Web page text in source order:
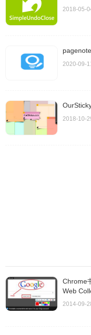
4.WorldBrain's.Memex
仅有数十 MB 而已，不
的内容。
6.如果你更偏爱鼠标操
更直观的过滤内容。在
2018-05-
2020-09-
2018-10-
Chrome
Web
2014-09-